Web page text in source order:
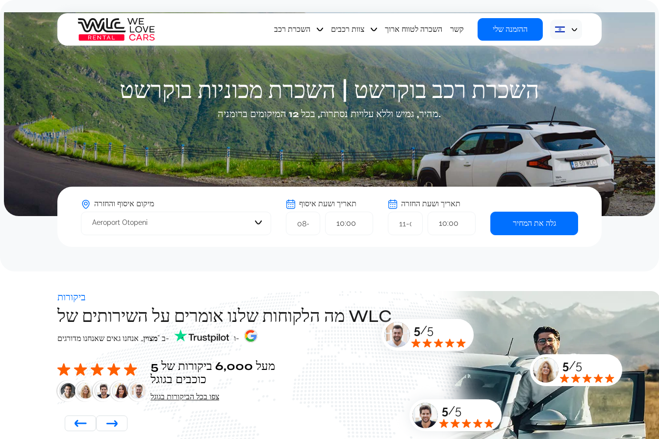
השכרת רכב צוות רכבים השכרה לטווח ארוך קשר ההזמנה שלי
השכרת רכב בוקרשט | השכרת מכוניות בוקרשט
מהיר, גמיש וללא עלויות נסתרות, בכל 12 המיקומים ברומניה.
מיקום איסוף והחזרה
Aeroport Otopeni
תאריך ושעת איסוף
10:00
תאריך ושעת החזרה
10:00 גלה את המחיר
ביקורות
מה הלקוחות שלנו אומרים על השירותים של WLC
אנחנו גאים שאנחנו מדורגים „מצוין ” ב- ו-
מעל 6,000 ביקורות של 5
כוכבים בגוגל
צפו בכל הביקורות בגוגל
5/5
5/5
5/5